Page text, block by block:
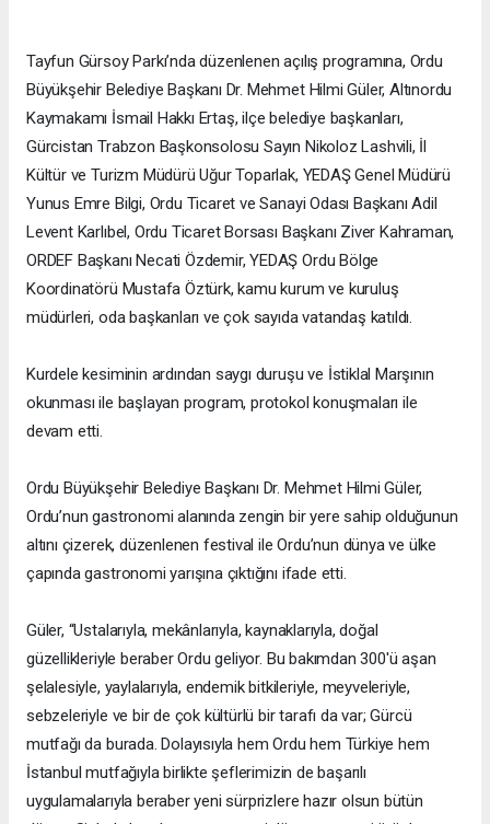
Tayfun Gürsoy Parkı’nda düzenlenen açılış programına, Ordu
Büyükşehir Belediye Başkanı Dr. Mehmet Hilmi Güler, Altınordu
Kaymakamı İsmail Hakkı Ertaş, ilçe belediye başkanları,
Gürcistan Trabzon Başkonsolosu Sayın Nikoloz Lashvili, İl
Kültür ve Turizm Müdürü Uğur Toparlak, YEDAŞ Genel Müdürü
Yunus Emre Bilgi, Ordu Ticaret ve Sanayi Odası Başkanı Adil
Levent Karlıbel, Ordu Ticaret Borsası Başkanı Ziver Kahraman,
ORDEF Başkanı Necati Özdemir, YEDAŞ Ordu Bölge
Koordinatörü Mustafa Öztürk, kamu kurum ve kuruluş
müdürleri, oda başkanları ve çok sayıda vatandaş katıldı.
Kurdele kesiminin ardından saygı duruşu ve İstiklal Marşının
okunması ile başlayan program, protokol konuşmaları ile
devam etti.
Ordu Büyükşehir Belediye Başkanı Dr. Mehmet Hilmi Güler,
Ordu’nun gastronomi alanında zengin bir yere sahip olduğunun
altını çizerek, düzenlenen festival ile Ordu’nun dünya ve ülke
çapında gastronomi yarışına çıktığını ifade etti.
Güler, “Ustalarıyla, mekânlarıyla, kaynaklarıyla, doğal
güzellikleriyle beraber Ordu geliyor. Bu bakımdan 300'ü aşan
şelalesiyle, yaylalarıyla, endemik bitkileriyle, meyveleriyle,
sebzeleriyle ve bir de çok kültürlü bir tarafı da var; Gürcü
mutfağı da burada. Dolayısıyla hem Ordu hem Türkiye hem
İstanbul mutfağıyla birlikte şeflerimizin de başarılı
uygulamalarıyla beraber yeni sürprizlere hazır olsun bütün